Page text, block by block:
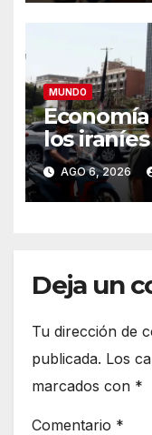
MUNDO
los
para
meses de
Estados
AGO 6, 2026
Deja un
Tu dirección de
publicada. Los
marcados con *
Comentario *